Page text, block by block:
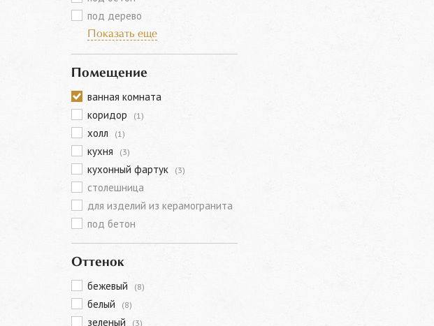
под дерево
Показать еще
Помещение
ванная комната
коридор
(1)
холл (1)
кухня (3)
кухонный фартук (3)
столешница
для изделий из керамогранита
под бетон
Оттенок
бежевый (8)
белый (8)
зеленый (3)